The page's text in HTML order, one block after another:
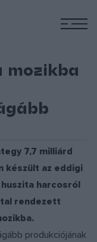
mozikba
7,7 milliárd
készült az eddigi
harcosról
rendezett
produkciójának